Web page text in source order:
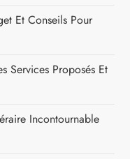
Et Conseils Pour
Services Proposés Et
Incontournable